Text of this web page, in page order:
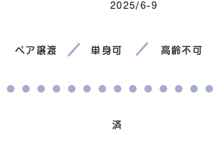
2025/6-9
ペア譲渡 単身可 高齢不可
済